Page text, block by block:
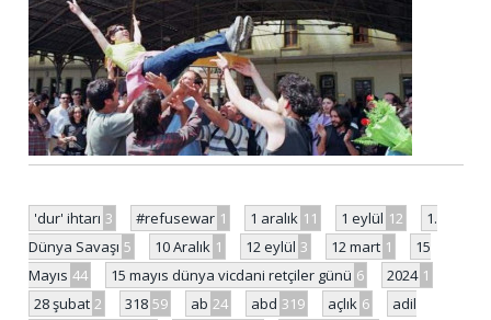
'dur' ihtarı 3 #refusewar 1 1 aralık 11 1 eylül 12
1.
Dünya Savaşı 5 10 Aralık 1 12 eylül 3 12 mart 1
15
Mayıs 44 15 mayıs dünya vicdani retçiler günü 6 2024 1
28 şubat 2 318 59 ab 24 abd 319 açlık 6
adil